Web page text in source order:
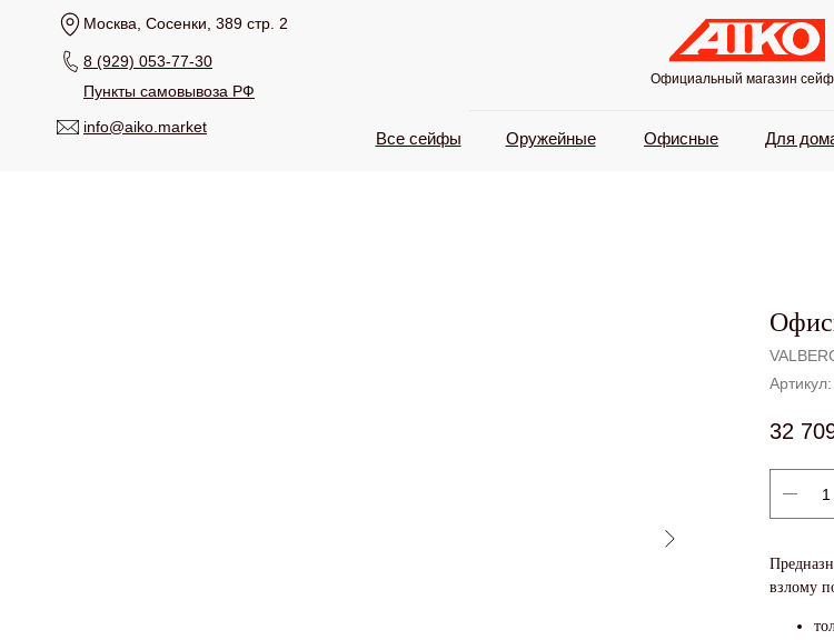
Москва, Сосенки, 389 стр. 2
8 (929) 053-77-30
info@aiko.market
Пункты самовывоза РФ
Для
Офисные
Оружейные
Все сейфы
Официальный магазин
Артикул:
32
взлому